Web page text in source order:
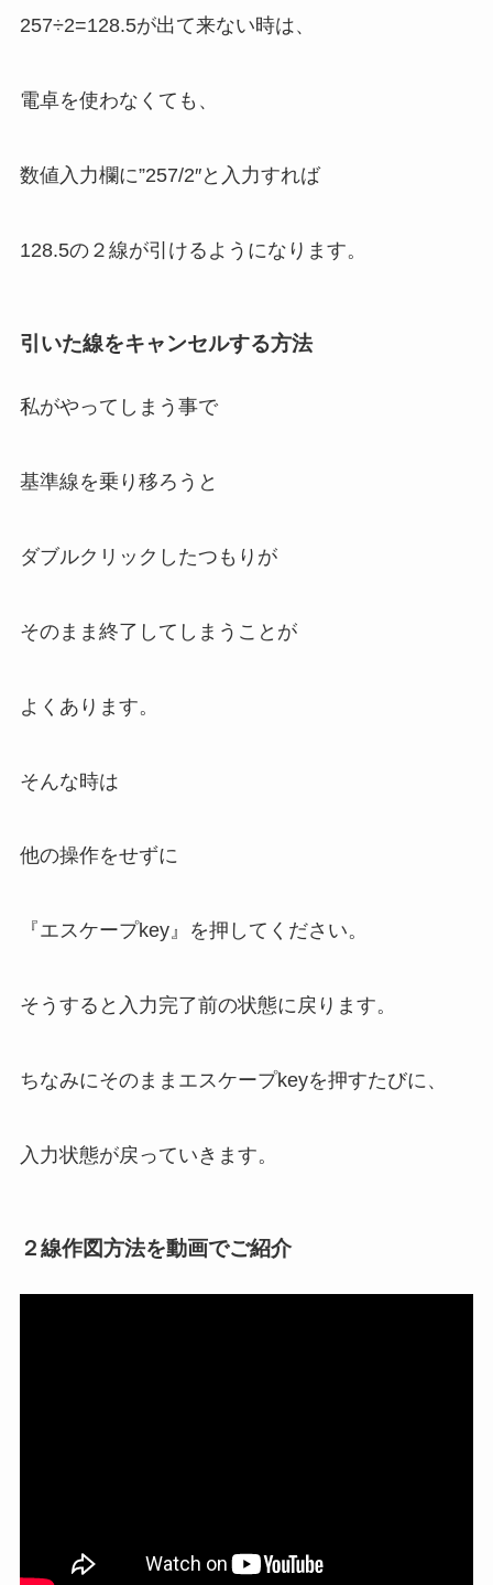
257÷2=128.5が出て来ない時は、
電卓を使わなくても、
数値入力欄に”257/2″と入力すれば
128.5の２線が引ける ようになります。
引いた線をキャンセルする方法
私がやってしまう事で
基準線を乗り移ろうと
ダブルクリックしたつもりが
そのまま終了してしまうことが
よくあります。
そんな時は
他の操作をせずに
『エスケープkey』を押してください。
そうすると入力完了前の状態に戻ります。
ちなみにそのままエスケープkeyを押すたびに、
入力状態が戻っていきます。
２線作図方法を動画でご紹介